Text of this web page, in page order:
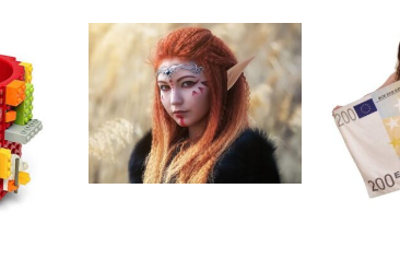
Pievienot
sarakstam